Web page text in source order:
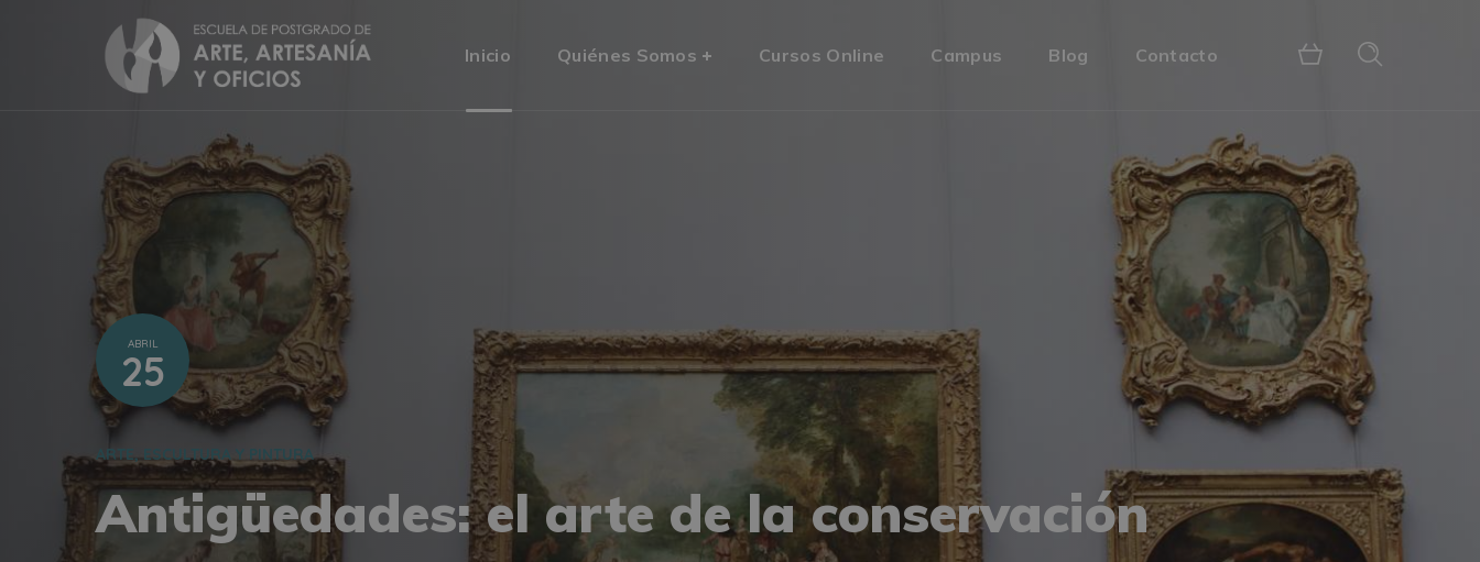
Inicio Quiénes Somos Cursos Online Campus Blog Contacto
ABRIL
25
ARTE, ESCULTURA Y PINTURA
Antigüedades: el arte de la conservación